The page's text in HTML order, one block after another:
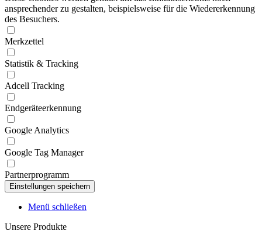
ansprechender zu gestalten, beispielsweise für die Wiedererkennung
des Besuchers.
Merkzettel
Statistik & Tracking
Adcell Tracking
Endgeräteerkennung
Google Analytics
Google Tag Manager
Partnerprogramm
Menü schließen
Unsere Produkte